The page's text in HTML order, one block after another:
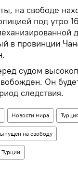
на свободе
под утро
в провинции
судом
Он
следствия.
Новости мира
на свободу